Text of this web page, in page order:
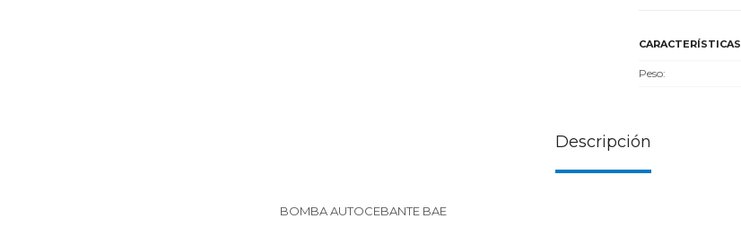
CARACTERÍSTICAS
Peso
Descripción
BOMBA AUTOCEBANTE BAE